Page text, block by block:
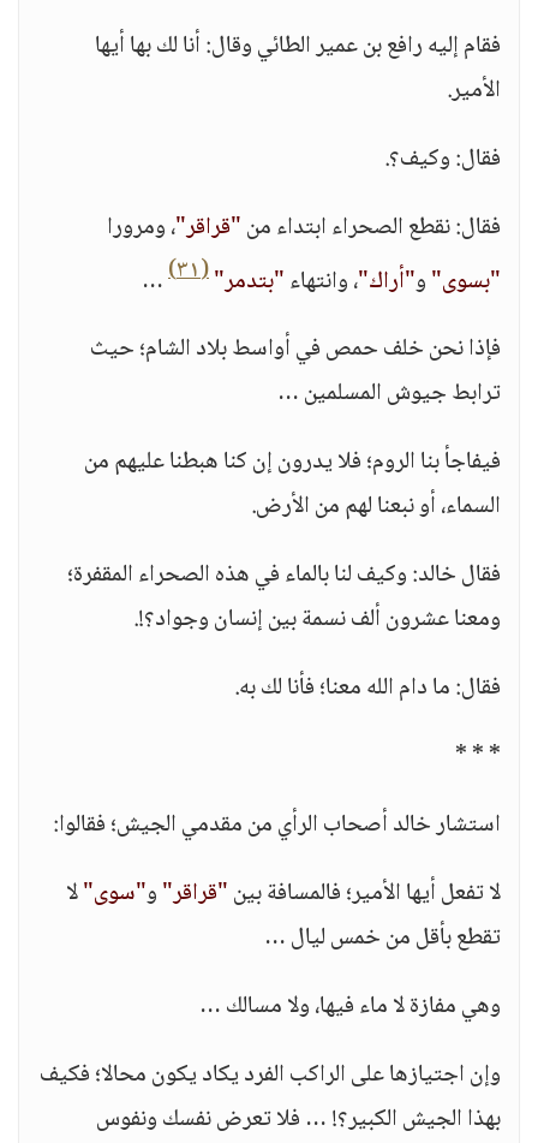
فقام إليه رافع بن عمير الطائي وقال: أنا لك بها أيها
الأمير.
فقال: وكيف؟.
فقال: نقطع الصحراء ابتداء من"قراقر"، ومرورا
"بسوى"و"أراك"، وانتهاء"بتدمر"(٣١)
…
فإذا نحن خلف حمص في أواسط بلاد الشام؛ حيث
ترابط جيوش المسلمين …
فيفاجأ بنا الروم؛ فلا يدرون إن كنا هبطنا عليهم من
السماء، أو نبعنا لهم من الأرض.
فقال خالد: وكيف لنا بالماء في هذه الصحراء المقفرة؛
ومعنا عشرون ألف نسمة بين إنسان وجواد؟!.
فقال: ما دام الله معنا؛ فأنا لك به.
* * *
استشار خالد أصحاب الرأي من مقدمي الجيش؛ فقالوا:
لا تفعل أيها الأمير؛ فالمسافة بين"قراقر"و"سوى"لا
تقطع بأقل من خمس ليال …
وهي مفازة لا ماء فيها، ولا مسالك …
وإن اجتيازها على الراكب الفرد يكاد يكون محالا؛ فكيف
بهذا الجيش الكبير؟! … فلا تعرض نفسك ونفوس